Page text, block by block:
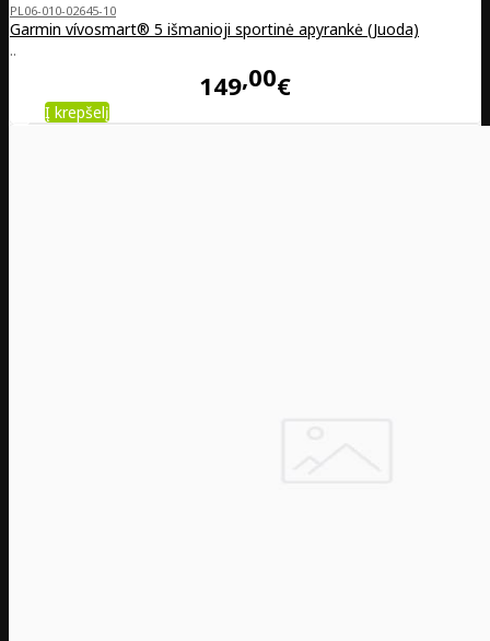
PL06-010-02645-10
Garmin vívosmart® 5 išmanioji sportinė apyrankė (Juoda)
..
149 00€
Į krepšelį